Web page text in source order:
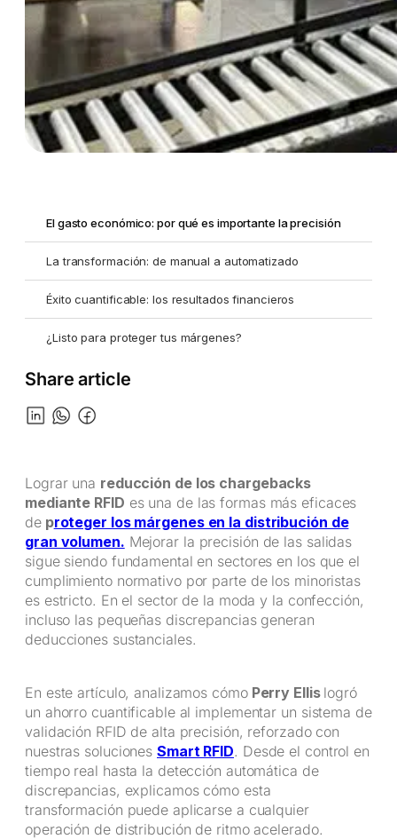
El gasto económico: por qué es importante la precisión
La transformación: de manual a automatizado
Éxito cuantificable: los resultados financieros
¿Listo para proteger tus márgenes?
Share article
Lograr una reducción de los chargebacks
mediante RFID es una de las formas más eficaces
deproteger los márgenes en la distribución de
gran volumen. Mejorar la precisión de las salidas
sigue siendo fundamental en sectores en los que el
cumplimiento normativo por parte de los minoristas
es estricto. En el sector de la moda y la confección,
incluso las pequeñas discrepancias generan
deducciones sustanciales.
En este artículo, analizamos cómoPerry Ellis logró
un ahorro cuantificable al implementar un sistema de
validación RFID de alta precisión, reforzado con
nuestras soluciones Smart RFID. Desde el control en
tiempo real hasta la detección automática de
discrepancias, explicamos cómo esta
transformación puede aplicarse a cualquier
operación de distribución de ritmo acelerado.